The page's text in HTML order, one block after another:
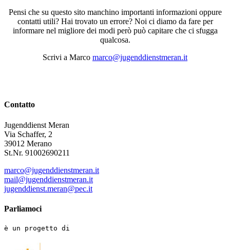
Pensi che su questo sito manchino importanti informazioni oppure
contatti utili? Hai trovato un errore? Noi ci diamo da fare per
informare nel migliore dei modi però può capitare che ci sfugga
qualcosa.
Scrivi a Marco marco@jugenddienstmeran.it
Contatto
Jugenddienst Meran
Via Schaffer, 2
39012 Merano
St.Nr. 91002690211
marco@jugenddienstmeran.it
mail@jugenddienstmeran.it
jugenddienst.meran@pec.it
Parliamoci
è un progetto di